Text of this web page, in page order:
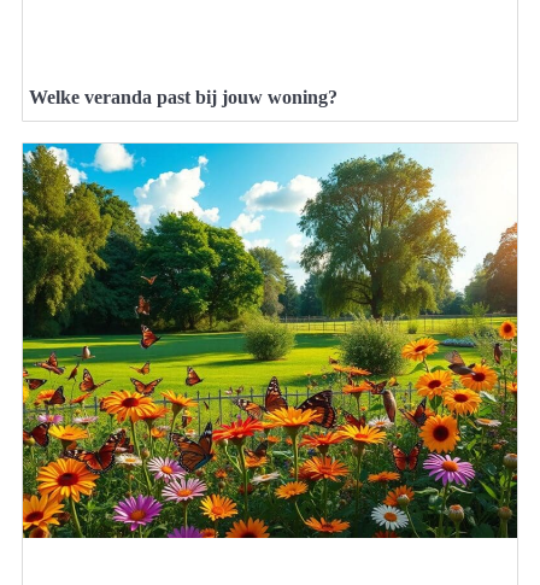
Welke veranda past bij jouw woning?